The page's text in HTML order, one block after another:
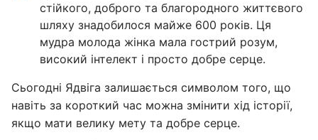
стійкого, доброго та благородного життєвого
шляху знадобилося майже 600 років. Ця
мудра молода жінка мала гострий розум,
високий інтелект і просто добре серце.
Сьогодні Ядвіга залишається символом того, що
навіть за короткий час можна змінити хід історії,
якщо мати велику мету та добре серце.